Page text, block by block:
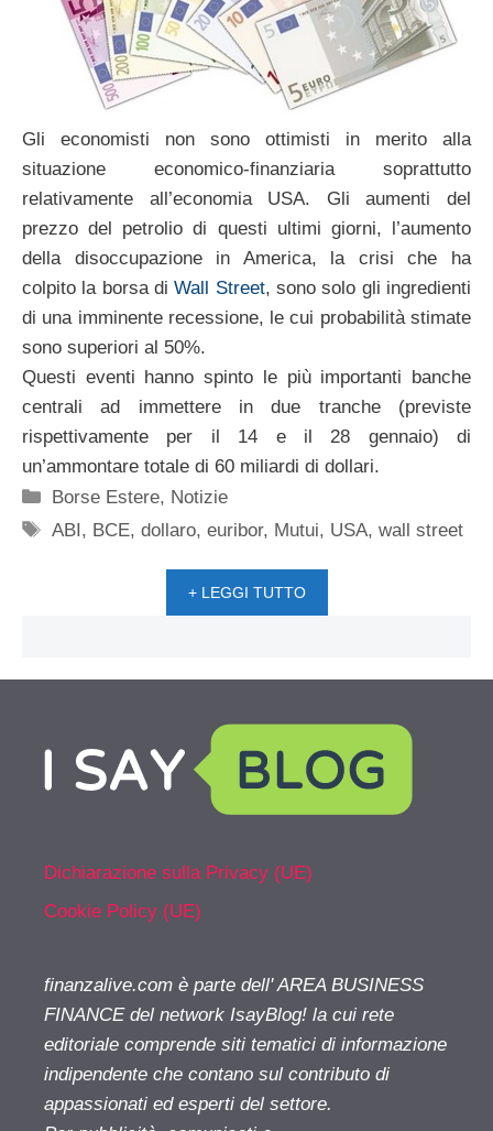
Gli economisti non sono ottimisti in merito alla
situazione economico-finanziaria soprattutto
relativamente all’economia USA. Gli aumenti del
prezzo del petrolio di questi ultimi giorni, l’aumento
della disoccupazione in America, la crisi che ha
colpito la borsa diWall Street, sono solo gli ingredienti
di una imminente recessione, le cui probabilità stimate
sono superiori al 50%.
Questi eventi hanno spinto le più importanti banche
centrali ad immettere in due tranche (previste
rispettivamente per il 14 e il 28 gennaio) di
un’ammontare totale di 60 miliardi di dollari.
Categorie
Borse Estere, Notizie
Tag
ABI, BCE,dollaro,euribor, Mutui, USA,wall street
+ LEGGI TUTTO
Dichiarazione sulla Privacy (UE)
Cookie Policy (UE)
finanzalive.com è parte dell' AREA BUSINESS
FINANCE del network IsayBlog! la cui rete
editoriale comprende siti tematici di informazione
indipendente che contano sul contributo di
appassionati ed esperti del settore.